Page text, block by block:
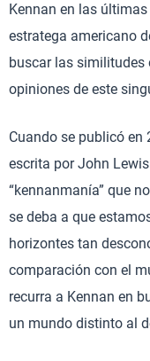
Kennan en las
estratega americano
buscar las similitudes
opiniones de este
Cuando se publicó
escrita por John
“kennanmanía” que
se deba a que
horizontes tan
comparación con el
recurra a Kennan en
un mundo distinto al